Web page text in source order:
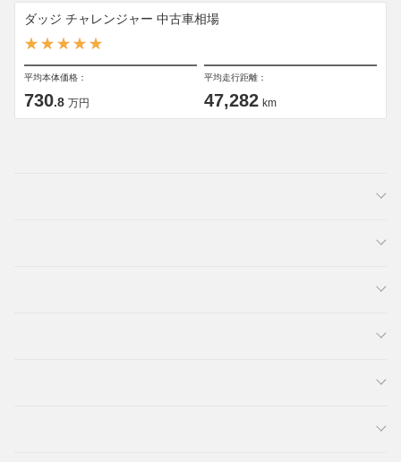
ダッジ チャレンジャー 中古車相場
平均本体価格：
730.8 万円
平均走行距離：
47,282 km